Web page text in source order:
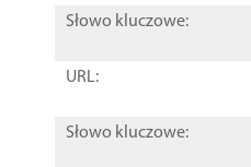
Słowo kluczowe:
URL:
Słowo kluczowe: